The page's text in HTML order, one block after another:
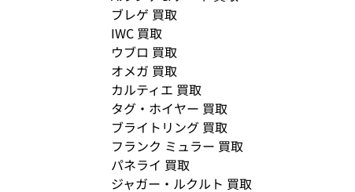
ブレゲ 買取
IWC 買取
ウブロ 買取
オメガ 買取
カルティエ 買取
タグ・ホイヤー 買取
ブライトリング 買取
フランク ミュラー 買取
パネライ 買取
ジャガー・ルクルト 買取